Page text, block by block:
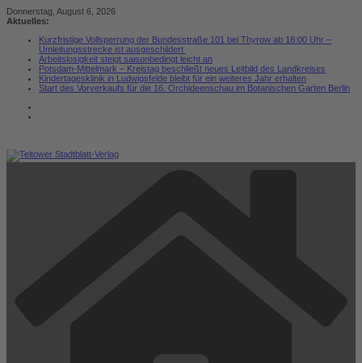
Zum
Inhalt
Donnerstag, August 6, 2026
Aktuelles:
Kurzfristige Vollsperrung der Bundesstraße 101 bei Thyrow ab 18:00 Uhr –
Umleitungsstrecke ist ausgeschildert
Arbeitslosigkeit steigt saisonbedingt leicht an
Potsdam-Mittelmark – Kreistag beschließt neues Leitbild des Landkreises
Kindertagesklinik in Ludwigsfelde bleibt für ein weiteres Jahr erhalten
Start des Vorverkaufs für die 16. Orchideenschau im Botanischen Garten Berlin